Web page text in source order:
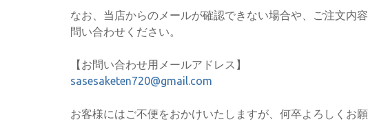
なお、当店からのメールが確認できない場合や、ご注文内
問い合わせください。
【お問い合わせ用メールアドレス】
sasesaketen720@gmail.com
お客様にはご不便をおかけいたしますが、何卒よろしくお願